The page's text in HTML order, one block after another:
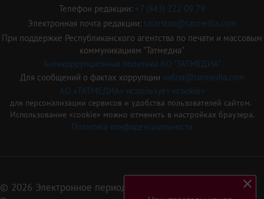
Телефон редакции: +7 (843) 222 09 79
Электронная почта редакции: tatarstan@tatmedia.com
При поддержке Республиканского агентства по печати и массовым
коммуникациям "Татмедиа"
Антикоррупционная политика АО "ТАТМЕДИА"
Для сообщений о фактах коррупции vafina@tatmedia.com
АО «ТАТМЕДИА» использует «cookie»
для персонализации сервисов и удобства пользователей сайтом.
Использование «cookie» можно отменить в настройках браузера.
Политика конфиденциальности
© 2026 Электронное периодическое издание «Татарстан»